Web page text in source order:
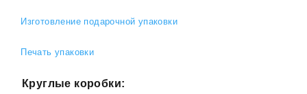
Изготовление подарочной упаковки
Печать упаковки
Круглые коробки: